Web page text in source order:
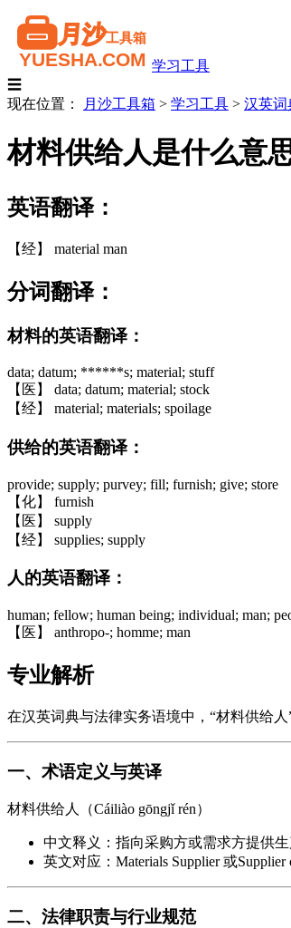
学习工具
☰
现在位置：
月沙工具箱 > 学习工具 > 汉英词
材料供给人是什么意
英语翻译：
【经】 material man
分词翻译：
材料的英语翻译：
data; datum; ******s; material; stuff
【医】 data; datum; material; stock
【经】 material; materials; spoilage
供给的英语翻译：
provide; supply; purvey; fill; furnish; give; store
【化】 furnish
【医】 supply
【经】 supplies; supply
人的英语翻译：
human; fellow; human being; individual; man;
【医】 anthropo-; homme; man
专业解析
在汉英词典与法律实务语境中，“材料供给
一、术语定义与英译
材料供给人（Cáiliào gōngjǐ rén）
中文释义：指向采购方或需求方提供
英文对应：Materials Supplier 或
二、法律职责与行业规范